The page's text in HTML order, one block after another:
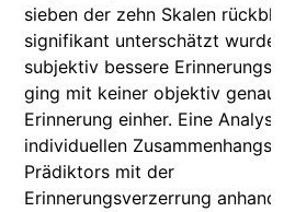
sieben der zehn Skalen
signifikant unterschätzt wurde.
subjektiv bessere
ging mit keiner objektiv
Erinnerung einher. Eine
individuellen Zusammenhangs
Prädiktors mit der
Erinnerungsverzerrung anhand